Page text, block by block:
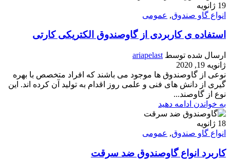
19 ژانویه
انواع گاو صندوق, عمومی
استفاده ی کاربردی از گاوصندوق الکتریکی کارتی
ارسال شده توسط ariapelast
ژانویه 19, 2020
نوعی از گاوصندوق ها موجود می باشند که افراد متخصص با بهره
گیری از دانش های فنی و علمی روز اقدام به تولید آن کرده اند. این
نوع از گاوصند...
به خواندن ادامه دهید
18 ژانویه
انواع گاو صندوق, عمومی
کاربرد انواع گاوصندوق ضد سرقت